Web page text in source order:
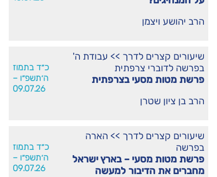
הרב יהושע ויצמן
שיעורים קצרים לדרך >> עבודת ה'
בפרשה לדוברי צרפתית
פרשת מטות מסעי בצרפתית
הרב בן ציון שטרן
כ״ד בתמוז
ה׳תשפ״ו –
09.07.26
שיעורים קצרים לדרך >> הארה
בפרשה
פרשת מטות מסעי – בארץ ישראל
מחברים את הדיבור למעשה
כ״ד בתמוז
ה׳תשפ״ו –
09.07.26